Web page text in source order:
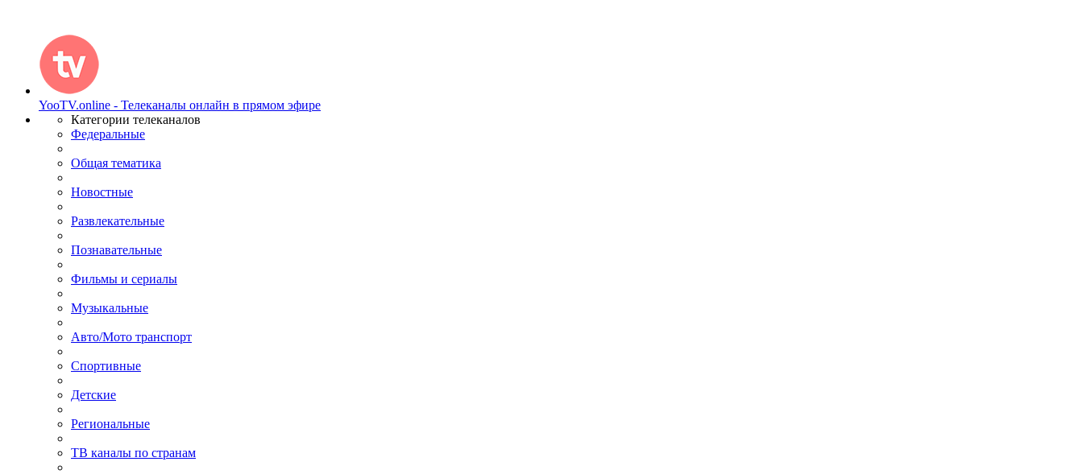
YooTV.online - Телеканалы онлайн в прямом эфире
Категории телеканалов
Федеральные
Общая тематика
Новостные
Развлекательные
Познавательные
Фильмы и сериалы
Музыкальные
Авто/Мото транспорт
Спортивные
Детские
Региональные
ТВ каналы по странам